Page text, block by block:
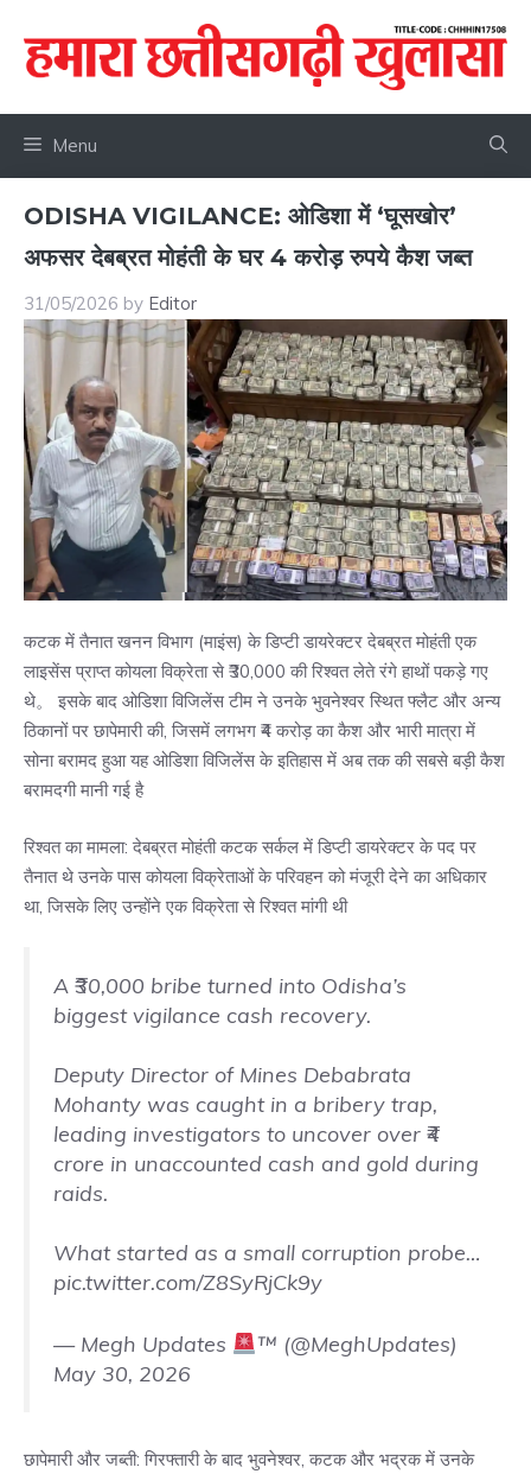
content
Menu
ODISHA VIGILANCE: ओडिशा में ‘घूसखोर’
अफसर देबब्रत मोहंती के घर 4 करोड़ रुपये कैश जब्त
31/05/2026 by Editor
कटक में तैनात खनन विभाग (माइंस) के डिप्टी डायरेक्टर देबब्रत मोहंती एक
लाइसेंस प्राप्त कोयला विक्रेता से ₹30,000 की रिश्वत लेते रंगे हाथों पकड़े गए
थे。 इसके बाद ओडिशा विजिलेंस टीम ने उनके भुवनेश्वर स्थित फ्लैट और अन्य
ठिकानों पर छापेमारी की, जिसमें लगभग ₹4 करोड़ का कैश और भारी मात्रा में
सोना बरामद हुआ यह ओडिशा विजिलेंस के इतिहास में अब तक की सबसे बड़ी कैश
बरामदगी मानी गई है
रिश्वत का मामला: देबब्रत मोहंती कटक सर्कल में डिप्टी डायरेक्टर के पद पर
तैनात थे उनके पास कोयला विक्रेताओं के परिवहन को मंजूरी देने का अधिकार
था, जिसके लिए उन्होंने एक विक्रेता से रिश्वत मांगी थी
A ₹30,000 bribe turned into Odisha’s
biggest vigilance cash recovery.
Deputy Director of Mines Debabrata
Mohanty was caught in a bribery trap,
leading investigators to uncover over ₹4
crore in unaccounted cash and gold during
raids.
What started as a small corruption probe…
pic.twitter.com/Z8SyRjCk9y
— Megh Updates
™ (@MeghUpdates)
May 30, 2026
छापेमारी और जब्ती: गिरफ्तारी के बाद भुवनेश्वर, कटक और भद्रक में उनके